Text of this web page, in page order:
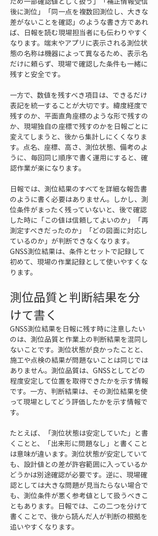
後に測位」「同一点を複数回測位し、大きな
差がないことを確認」のような書き方であれ
ば、日報を読む現場担当者にも伝わりやすく
なります。端末やアプリに表示される測位状
態の名称は機器によって異なるため、表示名
だけに頼らず、現場で確認した条件も一緒に
残すと安全です。
一方で、数値を残すべき項目は、できるだけ
表記を統一することが大切です。緯度経度で
残すのか、平面直角座標のような形で残すの
か、現場独自の座標で残すのかを日報ごとに
変えてしまうと、後から集計しにくくなりま
す。点名、座標、高さ、測位状態、備考のよ
うに、毎回同じ順序で書く運用にすると、確
認作業が楽になります。
日報では、測位結果のすべてを詳細な報告書
のように書く必要はありません。しかし、測
位条件がまったく残っていないと、後で確認
した時に「この値は信頼してよいのか」「再
測定すべきだったのか」「どの図面に対応し
ているのか」が判断できなくなります。
GNSS測位結果は、条件とセットで記録して
初めて、現場の作業記録として使いやすくな
ります。
測位品質と判断結果を分
けて書く
GNSS測位結果を日報に残す時に注意したい
のは、測位品質と作業上の判断結果を混同し
ないことです。測位状態が良かったことと、
施工や点検の結果が問題ないことは同じでは
ありません。測位品質は、GNSSとしてどの
程度安定して位置を取得できたかを示す情報
です。一方、判断結果は、その測位結果を使
って現場としてどう評価したかを示す情報で
す。
たとえば、「測位状態は安定していた」と書
くことと、「出来形に問題なし」と書くこと
は意味が違います。測位状態が安定していて
も、設計値との差が許容範囲に入っているか
どうかは別途確認が必要です。逆に、現場確
認としては大きな問題が見当たらない場合で
も、測位条件が悪く参考値として扱うべきこ
ともあります。日報では、この二つを分けて
書くことで、後から読んだ人が判断の根拠を
追いやすくなります。